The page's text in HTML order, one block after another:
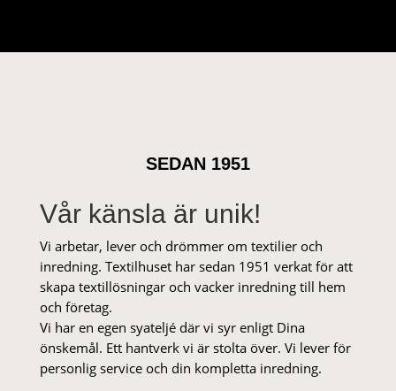
SEDAN 1951
Vår känsla är unik!
Vi arbetar, lever och drömmer om textilier och
inredning. Textilhuset har sedan 1951 verkat för att
skapa textillösningar och vacker inredning till hem
och företag.
Vi har en egen syateljé där vi syr enligt Dina
önskemål. Ett hantverk vi är stolta över. Vi lever för
personlig service och din kompletta inredning.